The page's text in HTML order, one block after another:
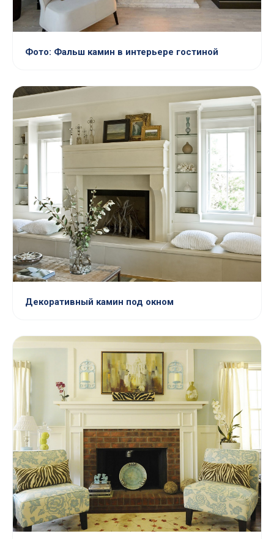
Фото: Фальш камин в интерьере гостиной
Декоративный камин под окном